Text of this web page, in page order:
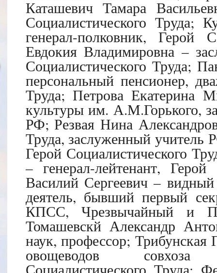
Каташевич Тамара
Социалистического Труда;
генерал-полковник,
Евдокия Владимировна –
Социалистического Труда;
персональный пенсионер,
Труда; Петрова Екатерина
культуры им. А.М.Горького,
РФ; Резвая Нина
Труда, заслуженный
Герой Социалистического
– генерал-лейтенант,
Василий Сергеевич –
деятель, бывший первый
КПСС, Чрезвычайный и
Томашевскй Александр
наук, профессор; Трибунская
овощеводов совхоза